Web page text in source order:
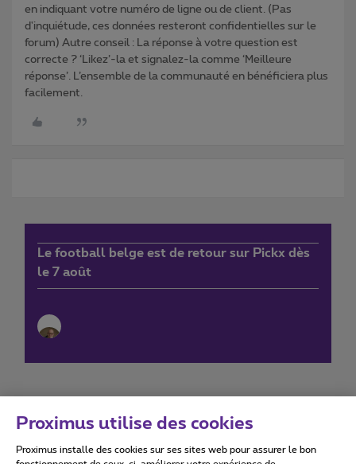
en indiquant votre numéro de ligne ou de client. (Pas
d'inquiétude, ces données resteront confidentielles sur le
forum) Autre conseil : La réponse à votre question est
correcte ? ‘Likez’-la et signalez-la comme ‘Meilleure
réponse’. L’ensemble de la communauté en bénéficiera plus
facilement.
Le football belge est de retour sur Pickx dès
le 7 août
Conditions d'utilisation Accessibility statement
Proximus utilise des cookies
Proximus installe des cookies sur ses sites web pour assurer le bon